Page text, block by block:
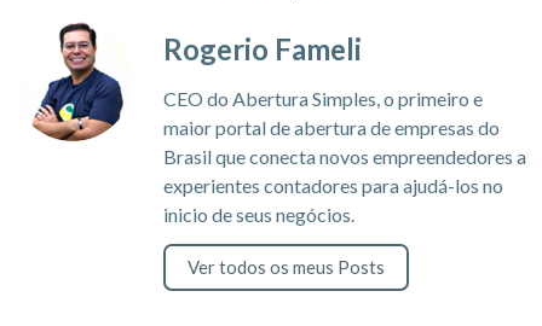
Rogerio Fameli
CEO do Abertura Simples, o primeiro e
maior portal de abertura de empresas do
Brasil que conecta novos empreendedores a
experientes contadores para ajudá-los no
inicio de seus negócios.
Ver todos os meus Posts